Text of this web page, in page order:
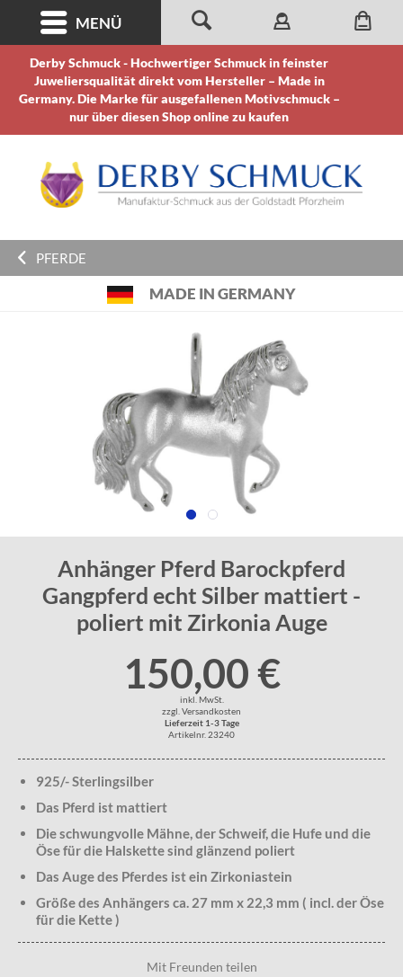
Derby Schmuck - Hochwertiger Schmuck in feinster
Juweliersqualität direkt vom Hersteller – Made in
Germany. Die Marke für ausgefallenen Motivschmuck –
nur über diesen Shop online zu kaufen
MENÜ
PFERDE
MADE IN GERMANY
Anhänger Pferd Barockpferd
Gangpferd echt Silber mattiert -
poliert mit Zirkonia Auge
150,00 €
inkl. MwSt.
zzgl. Versandkosten
Lieferzeit 1-3 Tage
Artikelnr. 23240
925/- Sterlingsilber
Das Pferd ist mattiert
Die schwungvolle Mähne, der Schweif, die Hufe und die
Öse für die Halskette sind glänzend poliert
Das Auge des Pferdes ist ein Zirkoniastein
Größe des Anhängers ca. 27 mm x 22,3 mm ( incl. der Öse
für die Kette )
Mit Freunden teilen